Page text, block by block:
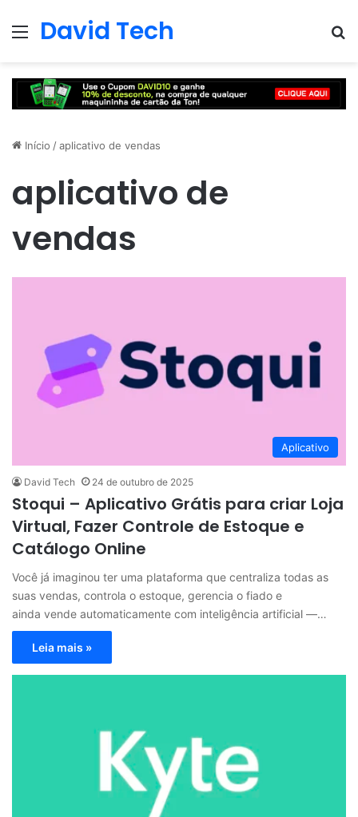
Menu
David Tech
Início /aplicativo de vendas
aplicativo de
vendas
Aplicativo
David Tech 24 de outubro de 2025
Stoqui – Aplicativo Grátis para criar Loja
Virtual, Fazer Controle de Estoque e
Catálogo Online
Você já imaginou ter uma plataforma que centraliza todas as
suas vendas, controla o estoque, gerencia o fiado e
ainda vende automaticamente com inteligência artificial —…
Leia mais »